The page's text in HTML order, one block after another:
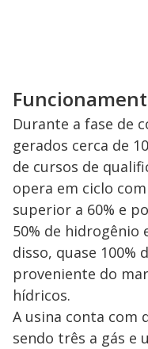
Durante a fase de
gerados cerca de
de cursos de
opera em ciclo
superior a 60% e
50% de hidrogênio
disso, quase 100%
proveniente do
hídricos.
A usina conta com
sendo três a gás e